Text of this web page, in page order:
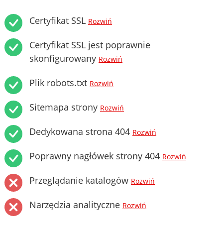
Certyfikat SSL Rozwiń
Certyfikat SSL jest poprawnie
skonfigurowany Rozwiń
Plik robots.txt Rozwiń
Sitemapa strony Rozwiń
Dedykowana strona 404 Rozwiń
Poprawny nagłówek strony 404 Rozwiń
Przeglądanie katalogów Rozwiń
Narzędzia analityczne Rozwiń